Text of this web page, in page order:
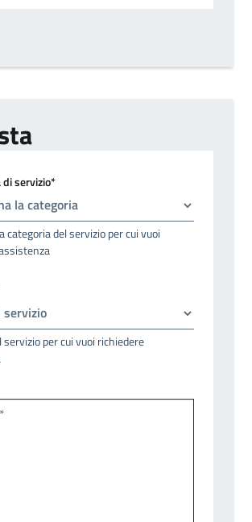
di servizio*
categoria del servizio per cui vuoi
servizio per cui vuoi richiedere